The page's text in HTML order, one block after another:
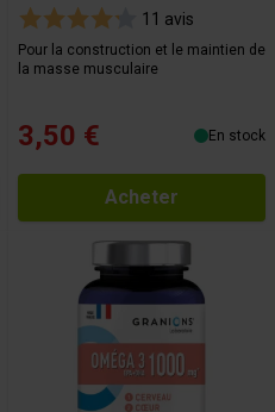
11 avis
Pour la construction et le maintien de
la masse musculaire
3,50 € En stock
Acheter